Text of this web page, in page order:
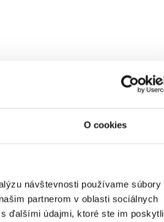
O cookies
návštevnosti používame súbory
partnerom v oblasti sociálnych
ďalšími údajmi, ktoré ste im poskytli